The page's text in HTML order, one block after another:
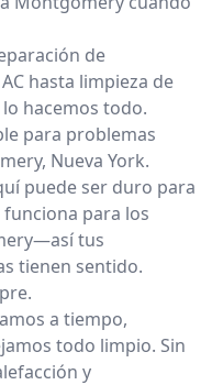
de
hasta limpieza de
hacemos todo.
para problemas
Nueva York.
puede ser duro para
funciona para los
tus
tienen sentido.
a tiempo,
todo limpio. Sin
y